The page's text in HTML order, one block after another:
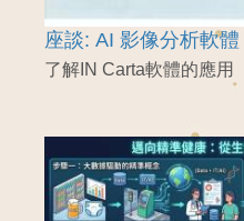
座談: AI 影像分析軟
了解IN Carta軟體的應用